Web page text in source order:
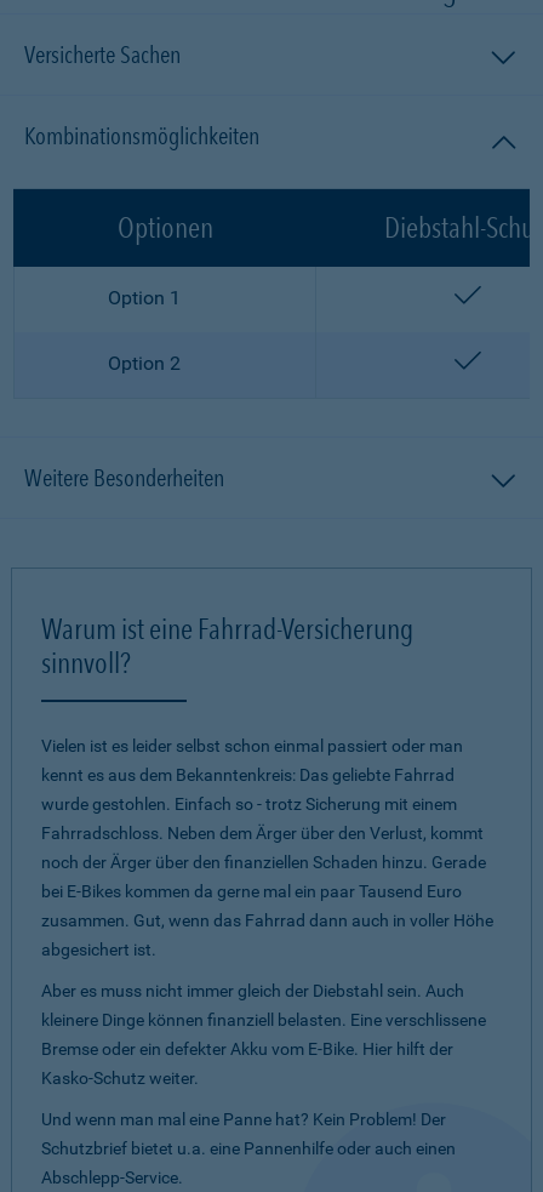
Versicherte Sachen
Kombinationsmöglichkeiten
Optionen Diebstahl-
Option 1
Option 2
Weitere Besonderheiten
Warum ist eine Fahrrad-Versicherung
sinnvoll?
Vielen ist es leider selbst schon einmal passiert oder man
kennt es aus dem Bekanntenkreis: Das geliebte Fahrrad
wurde gestohlen. Einfach so - trotz Sicherung mit einem
Fahrradschloss. Neben dem Ärger über den Verlust, kommt
noch der Ärger über den finanziellen Schaden hinzu. Gerade
bei E-Bikes kommen da gerne mal ein paar Tausend Euro
zusammen. Gut, wenn das Fahrrad dann auch in voller Höhe
abgesichert ist.
Aber es muss nicht immer gleich der Diebstahl sein. Auch
kleinere Dinge können finanziell belasten. Eine verschlissene
Bremse oder ein defekter Akku vom E-Bike. Hier hilft der
Kasko-Schutz weiter.
Und wenn man mal eine Panne hat? Kein Problem! Der
Schutzbrief bietet u.a. eine Pannenhilfe oder auch einen
Abschlepp-Service.